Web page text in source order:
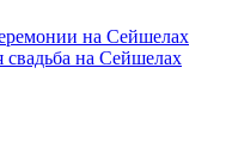
на Сейшелах
на Сейшелах